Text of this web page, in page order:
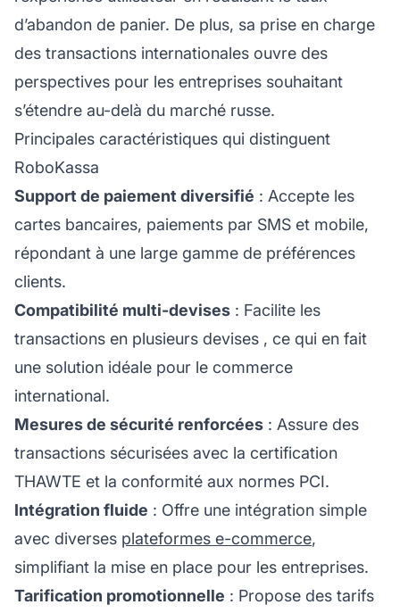
d’abandon de panier. De plus, sa prise en charge
des transactions internationales ouvre des
perspectives pour les entreprises souhaitant
s’étendre au-delà du marché russe.
Principales caractéristiques qui distinguent
RoboKassa
Support de paiement diversifié : Accepte les
cartes bancaires, paiements par SMS et mobile,
répondant à une large gamme de préférences
clients.
Compatibilité multi-devises : Facilite les
transactions en plusieurs devises , ce qui en fait
une solution idéale pour le commerce
international.
Mesures de sécurité renforcées : Assure des
transactions sécurisées avec la certification
THAWTE et la conformité aux normes PCI.
Intégration fluide : Offre une intégration simple
avec diverses plateformes e-commerce,
simplifiant la mise en place pour les entreprises.
Tarification promotionnelle : Propose des tarifs